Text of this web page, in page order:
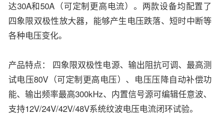
达30A和50A（可定制更高电流）。两款设备均配置了
四象限双极性放大器，能够产生电压跌落、短时中断等
各种电压变化。
产品特点： 四象限双极性电源、输出阻抗可调、最高测
试电压80V（可定制更高电压）、电压压降自动补偿功
能、输出频率最高300kHz、内置信号源可编辑任意波、
支持12V/24V/42V/48V系统纹波电压电流闭环试验。